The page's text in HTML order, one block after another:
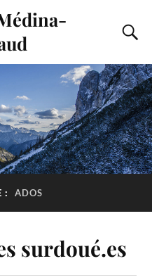
: ADOS
surdoué.es